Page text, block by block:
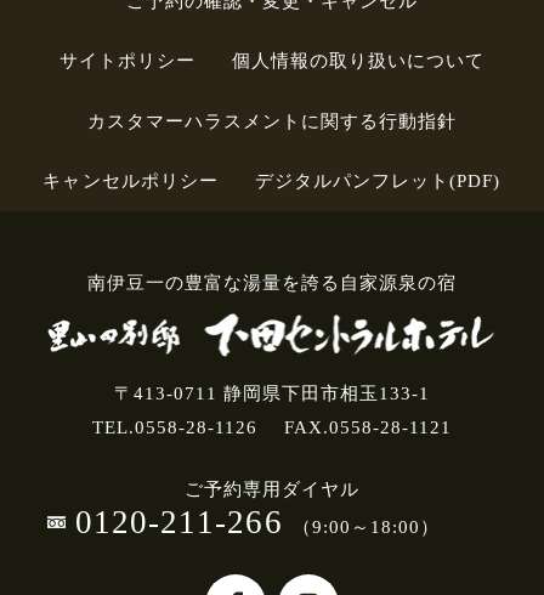
南伊豆一の豊富な湯量を誇る自家源泉の宿
〒413-0711 静岡県下田市相玉133-1
TEL.0558-28-1126
FAX.0558-28-1121
ご予約専用ダイヤル
0120-211-266 （9:00～18:00）
サイトポリシー 個人情報の取り扱いについて
カスタマーハラスメントに関する行動指針
キャンセルポリシー デジタルパンフレット(PDF)